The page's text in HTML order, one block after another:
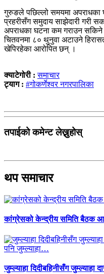
गुरुङले पछिल्लो समयमा अपराधका
प्रहरीसँग समुदाय साझेदारी गरी
अपराधका घटना कम गराउन सकिने
चितवनमा ८० थुनुवा अटाउने
खेपिरहेका आरोपित छन् ।
क्याटेगोरी :समाचार
ट्याग : #गोकर्णेश्वर नगरपालिका
तपाईको कमेन्ट लेख्नुहोस्
थप समाचार
कांग्रेसको केन्द्रीय समिति बैठक
जुम्ल्याहा दिदीबहिनीसँग जुम्ल्याहा